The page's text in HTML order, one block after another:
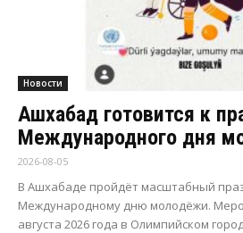
Новости
Ашхабад готовится к
Международного дня
2026-08-05
В Ашхабаде пройдёт масштабный
Международному дню молодёжи.
августа 2026 года в Олимпийском